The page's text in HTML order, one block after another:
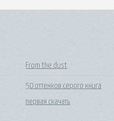
From the dust
50 оттенков серого книга
первая скачать